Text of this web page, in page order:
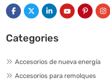
Categories
Accesorios de nueva energía
Accesorios para remolques